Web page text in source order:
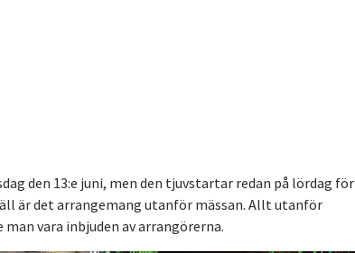
den 13:e juni, men den tjuvstartar redan på lördag för
är det arrangemang utanför mässan. Allt utanför
vara inbjuden av arrangörerna.